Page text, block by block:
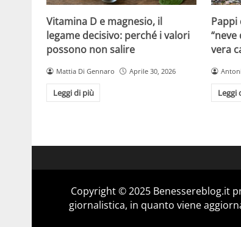
Vitamina D e magnesio, il
legame decisivo: perché i valori
possono non salire
Mattia Di Gennaro Aprile 30, 2026
Leggi di più
Pappi
vera
Leggi
Copyright © 2025 Benessereblog.it
giornalistica, in quanto viene